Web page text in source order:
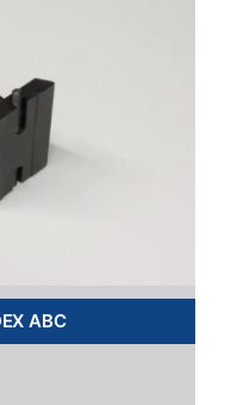
ABC